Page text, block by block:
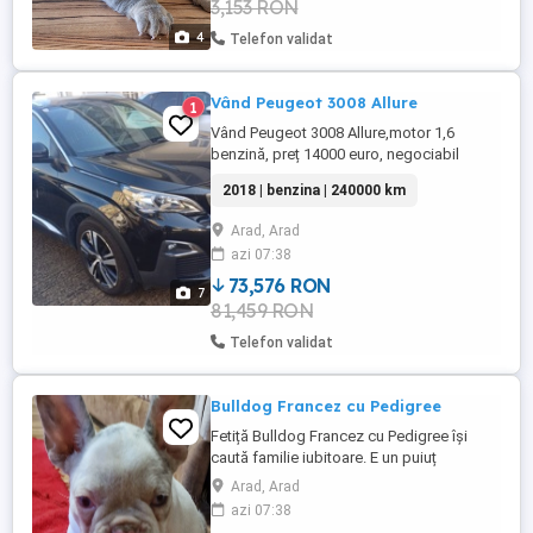
4
Pedigree. Preț 570 de euro,negociabil
3,153 RON
Telefon validat
7
1 Vând Peugeot 3008 Allure
Vând Peugeot 3008 Allure,motor 1,6
benzină, preț 14000 euro, negociabil
2018 | benzina | 240000 km
Arad, Arad
azi 07:38
73,576 RON
81,459 RON
Telefon validat
Bulldog Francez cu Pedigree
Fetiță Bulldog Francez cu Pedigree își
caută familie iubitoare. E un puiuț
sănătos,jucăuș și foarte afectuos pregătit
să aducă multă iubire în noua ei casă.
Pleacă spre noua familie vaccinată și
Arad, Arad
azi 07:38